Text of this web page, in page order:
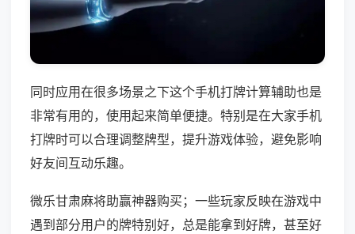
同时应用在很多场景之下这个手机打牌计算辅助也是
非常有用的，使用起来简单便捷。特别是在大家手机
打牌时可以合理调整牌型，提升游戏体验，避免影响
好友间互动乐趣。
微乐甘肃麻将助赢神器购买；一些玩家反映在游戏中
遇到部分用户的牌特别好，总是能拿到好牌，甚至好